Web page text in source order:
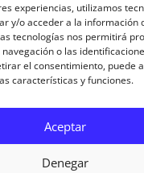
experiencias, utilizamos
y/o acceder a la información
tecnologías nos permitirá
o las
el consentimiento, puede
características y funciones.
Aceptar
Denegar
Mendezen¿Ser o hacer?
1-2. 10-14